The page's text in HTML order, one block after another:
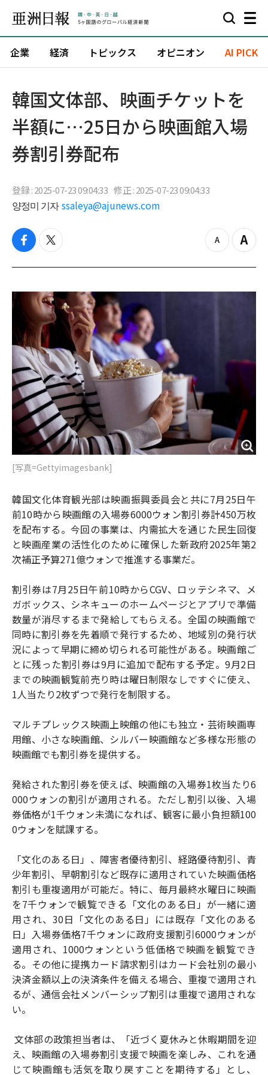
企業 経済 トピックス オピニオン AI PICK
韓国文体部、映画チケットを
半額に…25日から映画館入場
券割引券配布
登録 : 2025-07-23 09:04:33 修正 : 2025-07-23 09:04:33
양정미 기자 ssaleya@ajunews.com
f
c
b
t
i
t
e
r
z
o
o
Z
o
i
[写真=Gettyimagesbank]
韓国文化体育観光部は映画振興委員会と共に7月25日午
前10時から映画館の入場券6000ウォン割引券計450万枚
を配布する。今回の事業は、内需拡大を通じた民生回復
と映画産業の活性化のために確保した新政府2025年第2
次補正予算271億ウォンで推進する事業だ。
割引券は7月25日午前10時からCGV、ロッテシネマ、メ
ガボックス、シネキューのホームページとアプリで準備
数量が消尽するまで発給してもらえる。全国の映画館で
同時に割引券を先着順で発行するため、地域別の発行状
況によって早期に締め切られる可能性がある。映画館ご
とに残った割引券は9月に追加で配布する予定。9月2日
までの映画観覧前売り時は曜日制限なしですぐに使え、
1人当たり2枚ずつで発行を制限する。
マルチプレックス映画上映館の他にも独立・芸術映画専
用館、小さな映画館、シルバー映画館など多様な形態の
映画館でも割引券を提供する。
発給された割引券を使えば、映画館の入場券1枚当たり6
000ウォンの割引が適用される。ただし割引以後、入場
券価格が1千ウォン未満になれば、観客に最小負担額100
0ウォンを賦課する。
「文化のある日」、障害者優待割引、経路優待割引、青
少年割引、早朝割引など既存に適用されていた映画価格
割引も重複適用が可能だ。特に、毎月最終水曜日に映画
を7千ウォンで観覧できる「文化のある日」が一緒に適
用され、30日「文化のある日」には既存「文化のある
日」入場券価格7千ウォンに政府支援割引6000ウォンが
適用され、1000ウォンという低価格で映画を観覧でき
る。その他に提携カード請求割引はカード会社別の最小
決済金額以上の決済条件を備える場合、重複で適用され
るが、通信会社メンバーシップ割引は重複で適用されな
い。
文体部の政策担当者は、「近づく夏休みと休暇期間を迎
え、映画館の入場券割引支援で映画を楽しみ、これを通
じて映画館も活気を取り戻すことを期待する」とし、